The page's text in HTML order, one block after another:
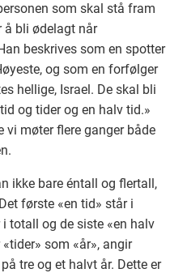
som skal stå fram
å bli ødelagt når
beskrives som en spotter
og som en forfølger
hellige, Israel. De skal bli
og tider og en halv tid.»
vi møter flere ganger både
ikke bare éntall og flertall,
første «en tid» står i
totall og de siste «en halv
som «år», angir
tre og et halvt år. Dette er